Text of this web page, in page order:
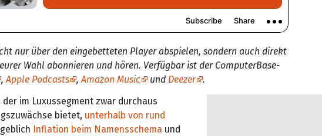
nur über den eingebetteten Player abspielen, sondern auch direkt
Wahl abonnieren und hören. Verfügbar ist der ComputerBase-
,Apple Podcasts ,Amazon Music und Deezer
.
der im Luxussegment zwar durchaus
bietet, unterhalb von rund
Inflation beim Namensschema und